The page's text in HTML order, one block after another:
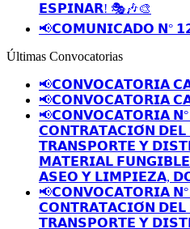
𝗘𝗦𝗣𝗜𝗡𝗔𝗥! 🎭🎶🎨
📢𝗖𝗢𝗠𝗨𝗡𝗜𝗖𝗔𝗗𝗢 𝗡°
Últimas Convocatorias
📢𝗖𝗢𝗡𝗩𝗢𝗖𝗔𝗧𝗢𝗥𝗜𝗔
📢𝗖𝗢𝗡𝗩𝗢𝗖𝗔𝗧𝗢𝗥𝗜𝗔
📢𝗖𝗢𝗡𝗩𝗢𝗖𝗔𝗧𝗢𝗥𝗜𝗔 𝗡°
𝗖𝗢𝗡𝗧𝗥𝗔𝗧𝗔𝗖𝗜𝗢́𝗡 𝗗𝗘𝗟
𝗧𝗥𝗔𝗡𝗦𝗣𝗢𝗥𝗧𝗘 𝗬
𝗠𝗔𝗧𝗘𝗥𝗜𝗔𝗟
𝗔𝗦𝗘𝗢 𝗬 𝗟𝗜𝗠𝗣𝗜𝗘𝗭𝗔,
📢𝗖𝗢𝗡𝗩𝗢𝗖𝗔𝗧𝗢𝗥𝗜𝗔 𝗡°
𝗖𝗢𝗡𝗧𝗥𝗔𝗧𝗔𝗖𝗜𝗢́𝗡 𝗗𝗘𝗟
𝗧𝗥𝗔𝗡𝗦𝗣𝗢𝗥𝗧𝗘 𝗬